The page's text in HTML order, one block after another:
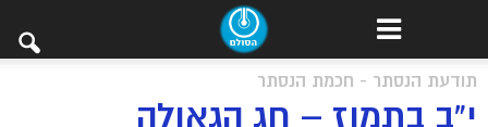
תודעת הנסתר - חכמת הנסתר
י”ב בתמוז – חג הגאולה